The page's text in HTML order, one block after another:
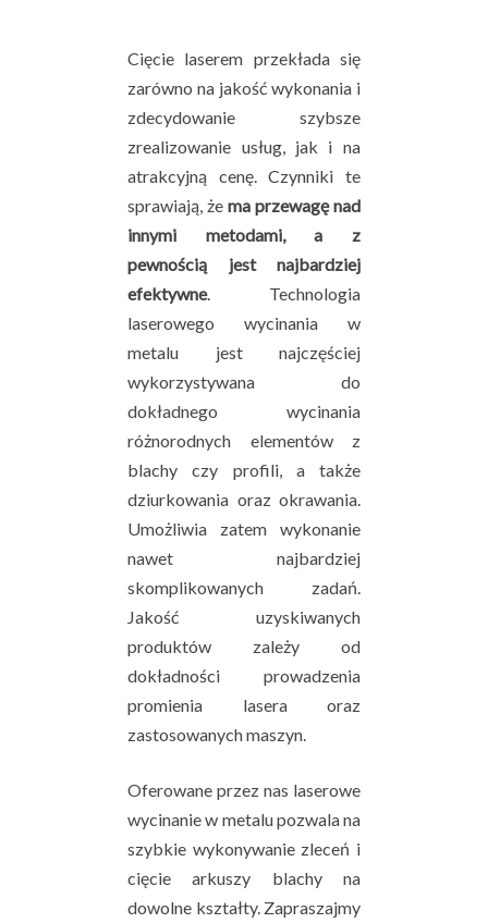
Cięcie laserem przekłada się
zarówno na jakość wykonania i
zdecydowanie szybsze
zrealizowanie usług, jak i na
atrakcyjną cenę. Czynniki te
sprawiają, że ma przewagę nad
innymi metodami, a z
pewnością jest najbardziej
efektywne. Technologia
laserowego wycinania w
metalu jest najczęściej
wykorzystywana do
dokładnego wycinania
różnorodnych elementów z
blachy czy profili, a także
dziurkowania oraz okrawania.
Umożliwia zatem wykonanie
nawet najbardziej
skomplikowanych zadań.
Jakość uzyskiwanych
produktów zależy od
dokładności prowadzenia
promienia lasera oraz
zastosowanych maszyn.
Oferowane przez nas laserowe
wycinanie w metalu pozwala na
szybkie wykonywanie zleceń i
cięcie arkuszy blachy na
dowolne kształty. Zapraszajmy